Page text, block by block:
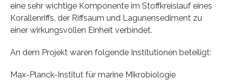
eine sehr wichtige Komponente im Stoffkreislauf eines
Korallenriffs, der Riffsaum und Lagunensediment zu
einer wirkungsvollen Einheit verbindet.
An dem Projekt waren folgende Institutionen beteiligt:
Max-Planck-Institut für marine Mikrobiologie